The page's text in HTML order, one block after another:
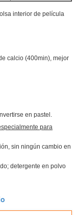
interior de película
calcio (400min), mejor
en pastel.
para
sin ningún cambio en
detergente en polvo